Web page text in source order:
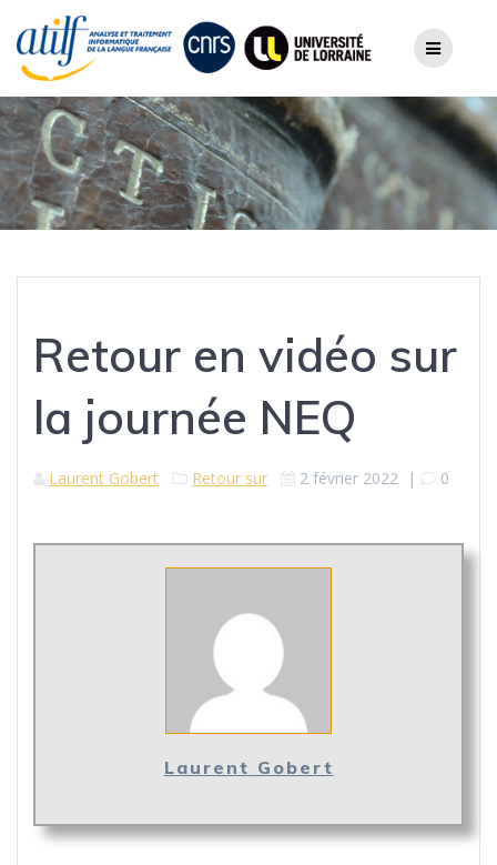
content
Retour en vidéo sur
la journée NEQ
Laurent Gobert Retour sur 2 février 2022 | 0
Laurent Gobert